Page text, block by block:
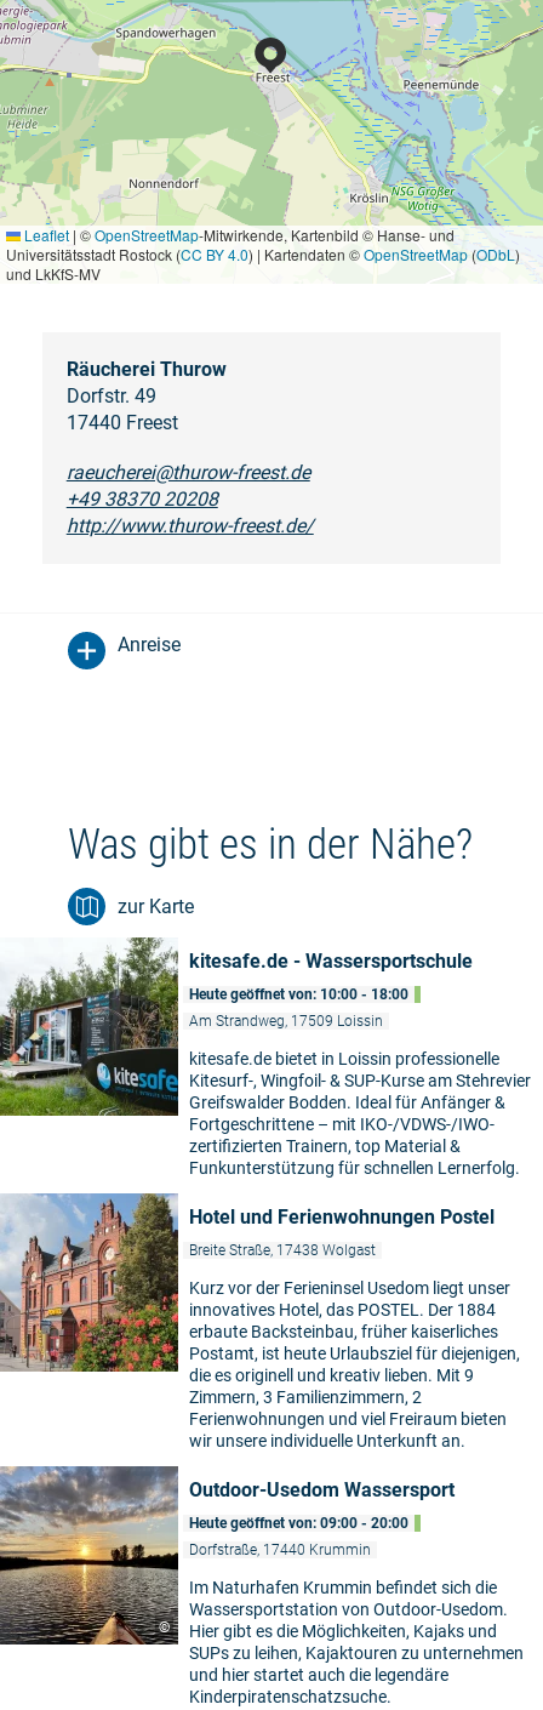
Leaflet | ©OpenStreetMap-Mitwirkende, Kartenbild © Hanse- und
Universitätsstadt Rostock (CC BY 4.0) | Kartendaten ©OpenStreetMap(ODbL )
und LkKfS-MV
Räucherei Thurow
Dorfstr. 49
17440 Freest
raeucherei@thurow-freest.de
+49 38370 20208
http://www.thurow-freest.de/
Anreise
Was gibt es in der Nähe?
zur Karte
kitesafe.de - Wassersportschule
Heute geöffnet von: 10:00 - 18:00
Am Strandweg, 17509 Loissin
kitesafe.de bietet in Loissin professionelle
Kitesurf-, Wingfoil- & SUP-Kurse am Stehrevier
Greifswalder Bodden. Ideal für Anfänger &
Fortgeschrittene – mit IKO-/VDWS-/IWO-
zertifizierten Trainern, top Material &
Funkunterstützung für schnellen Lernerfolg.
Hotel und Ferienwohnungen Postel
Breite Straße, 17438 Wolgast
Kurz vor der Ferieninsel Usedom liegt unser
innovatives Hotel, das POSTEL. Der 1884
erbaute Backsteinbau, früher kaiserliches
Postamt, ist heute Urlaubsziel für diejenigen,
die es originell und kreativ lieben. Mit 9
Zimmern, 3 Familienzimmern, 2
Ferienwohnungen und viel Freiraum bieten
wir unsere individuelle Unterkunft an.
©
Outdoor-Usedom Wassersport
Heute geöffnet von: 09:00 - 20:00
Dorfstraße, 17440 Krummin
Im Naturhafen Krummin befindet sich die
Wassersportstation von Outdoor-Usedom.
Hier gibt es die Möglichkeiten, Kajaks und
SUPs zu leihen, Kajaktouren zu unternehmen
und hier startet auch die legendäre
Kinderpiratenschatzsuche.